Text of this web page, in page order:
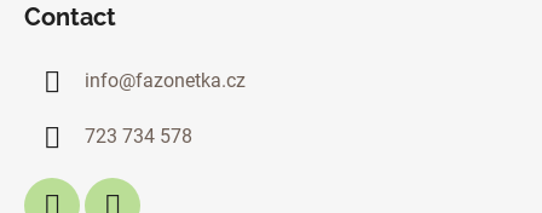
Contact
info@fazonetka.cz
723 734 578